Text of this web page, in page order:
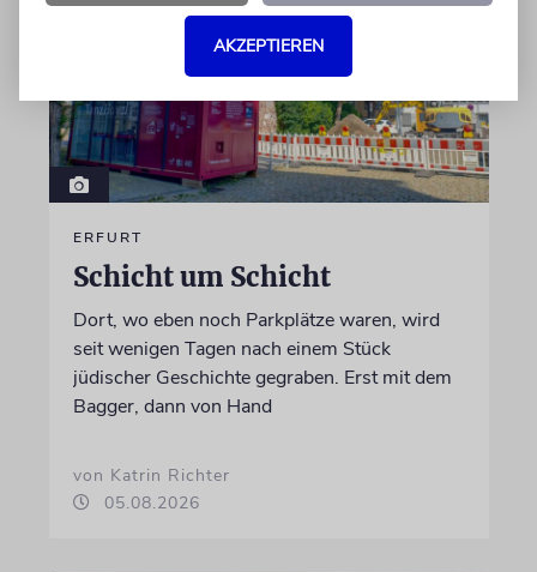
ERFURT
Schicht um Schicht
Dort, wo eben noch Parkplätze waren, wird
seit wenigen Tagen nach einem Stück
jüdischer Geschichte gegraben. Erst mit dem
Bagger, dann von Hand
von Katrin Richter
05.08.2026
AKZEPTIEREN